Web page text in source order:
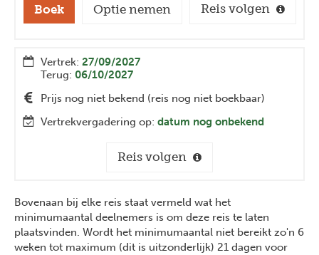
Boek Optie nemen Reis volgen
Vertrek: 27/09/2027
Terug: 06/10/2027
Prijs nog niet bekend (reis nog niet boekbaar)
Vertrekvergadering op: datum nog onbekend
Reis volgen
Bovenaan bij elke reis staat vermeld wat het
minimumaantal deelnemers is om deze reis te laten
plaatsvinden. Wordt het minimumaantal niet bereikt zo'n 6
weken tot maximum (dit is uitzonderlijk) 21 dagen voor